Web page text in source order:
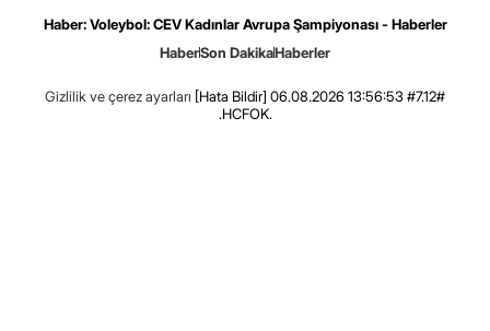
Haber: Voleybol: CEV Kadınlar Avrupa Şampiyonası - Haberler
HaberSon DakikaHaberler
Gizlilik ve çerez ayarları [Hata Bildir] 06.08.2026 13:56:53 #7.12#
.HCFOK.